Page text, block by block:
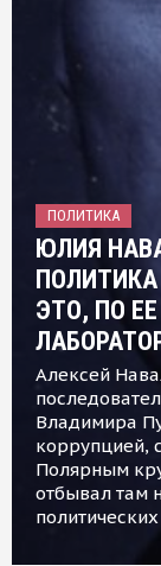
ПОЛИТИКА
ЮЛИЯ
ЭТО, ПО
Алексей
Владимира
коррупцией,
Полярным
отбывал там